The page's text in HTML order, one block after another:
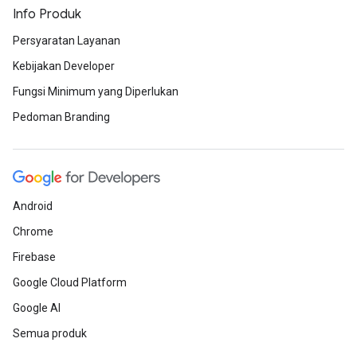
Info Produk
Persyaratan Layanan
Kebijakan Developer
Fungsi Minimum yang Diperlukan
Pedoman Branding
Android
Chrome
Firebase
Google Cloud Platform
Google AI
Semua produk